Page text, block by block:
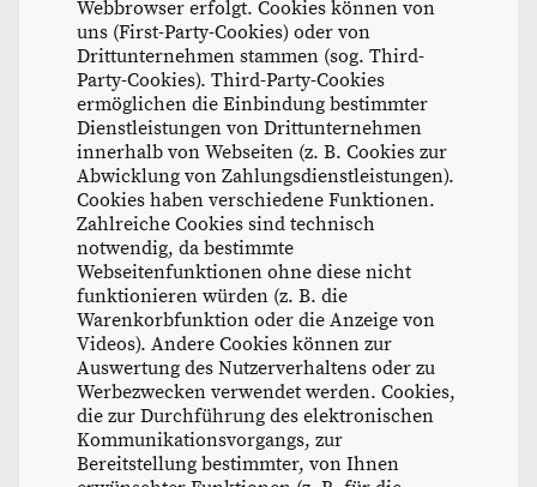
Webbrowser erfolgt. Cookies können von
uns (First-Party-Cookies) oder von
Drittunternehmen stammen (sog. Third-
Party-Cookies). Third-Party-Cookies
ermöglichen die Einbindung bestimmter
Dienstleistungen von Drittunternehmen
innerhalb von Webseiten (z. B. Cookies zur
Abwicklung von Zahlungsdienstleistungen).
Cookies haben verschiedene Funktionen.
Zahlreiche Cookies sind technisch
notwendig, da bestimmte
Webseitenfunktionen ohne diese nicht
funktionieren würden (z. B. die
Warenkorbfunktion oder die Anzeige von
Videos). Andere Cookies können zur
Auswertung des Nutzerverhaltens oder zu
Werbezwecken verwendet werden. Cookies,
die zur Durchführung des elektronischen
Kommunikationsvorgangs, zur
Bereitstellung bestimmter, von Ihnen